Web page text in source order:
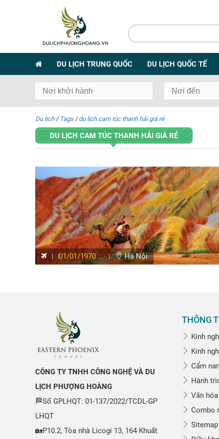
DU LỊCH TRUNG QUỐC DU LỊCH QUỐC TẾ
Du lịch / Tags / du lịch cam túc thanh hải giá rẻ
DU LỊCH CAM TÚC THANH HẢI GIÁ RẺ
01/01/1970 ... Hà Nội
CÔNG TY TNHH CÔNG NGHỆ VÀ DU
LỊCH PHƯỢNG HOÀNG
🏁Số GPLHQT: 01-137/2022/TCDL-GP
LHQT
🏡P10.2, Tòa nhà Licogi 13, 164 Khuất
THÔNG
Kinh
Kinh
Cẩm
Hành
Văn
Combo
Sitemap